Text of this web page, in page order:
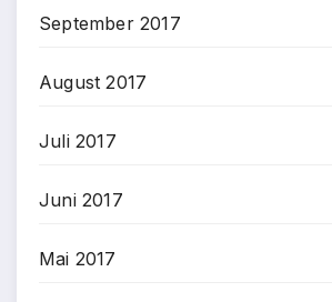
September 2017
August 2017
Juli 2017
Juni 2017
Mai 2017